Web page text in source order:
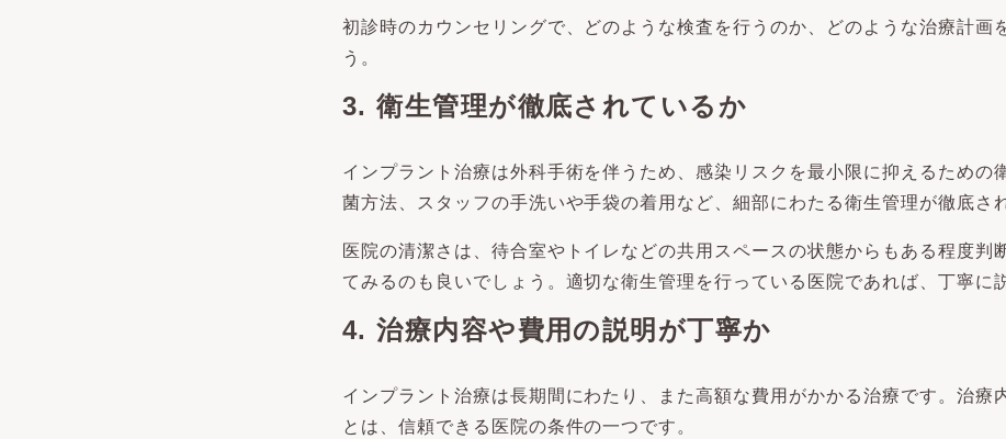
初診時のカウンセリングで、どのような検査を行うのか、どのような治療計画
う。
3. 衛生管理が徹底されているか
インプラント治療は外科手術を伴うため、感染リスクを最小限に抑えるため
菌方法、スタッフの手洗いや手袋の着用など、細部にわたる衛生管理が徹底さ
医院の清潔さは、待合室やトイレなどの共用スペースの状態からもある程度
てみるのも良いでしょう。適切な衛生管理を行っている医院であれば、丁寧に
4. 治療内容や費用の説明が丁寧か
インプラント治療は長期間にわたり、また高額な費用がかかる治療です。治療
とは、信頼できる医院の条件の一つです。